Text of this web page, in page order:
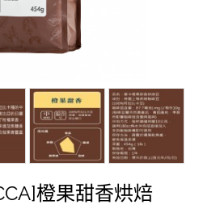
橙果甜香烘焙